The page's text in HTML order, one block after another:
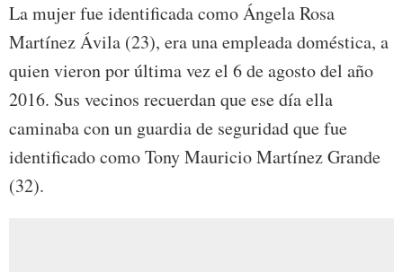
La mujer fue identificada como Ángela Rosa
Martínez Ávila (23), era una empleada doméstica, a
quien vieron por última vez el 6 de agosto del año
2016. Sus vecinos recuerdan que ese día ella
caminaba con un guardia de seguridad que fue
identificado como Tony Mauricio Martínez Grande
(32).